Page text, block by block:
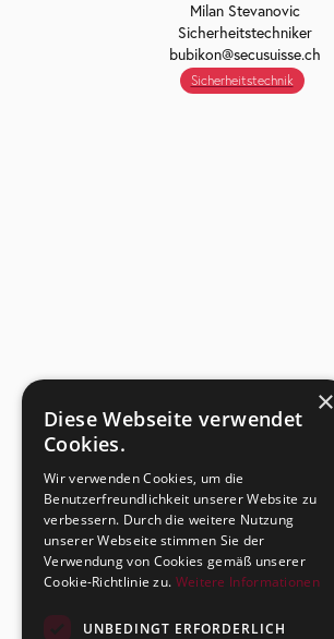
Milan Stevanovic
Sicherheitstechniker
bubikon@secusuisse.ch
Sicherheitstechnik
×
Diese Webseite verwendet
Cookies.
Wir verwenden Cookies, um die
Benutzerfreundlichkeit unserer Website zu
verbessern. Durch die weitere Nutzung
unserer Webseite stimmen Sie der
Verwendung von Cookies gemäß unserer
Cookie-Richtlinie zu. Weitere Informationen
UNBEDINGT ERFORDERLICH